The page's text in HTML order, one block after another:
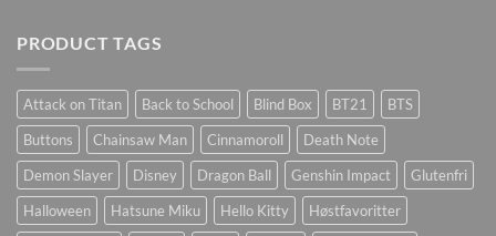
PRODUCT TAGS
Attack on Titan Back to School Blind Box BT21
BTS
Buttons
Chainsaw Man Cinnamoroll
Death Note
Demon Slayer
Disney Dragon Ball Genshin Impact
Glutenfri
Halloween
Hatsune Miku Hello Kitty
Høstfavoritter